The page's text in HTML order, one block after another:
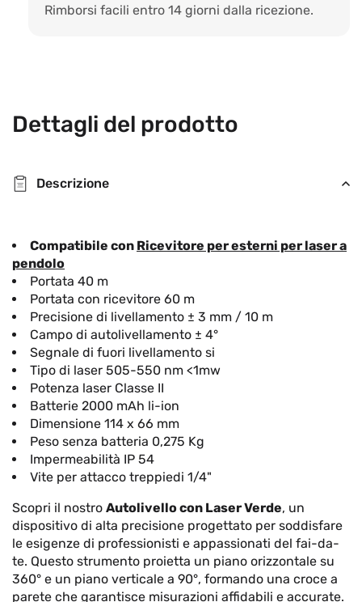
Rimborsi facili entro 14 giorni dalla ricezione.
Dettagli del prodotto
Descrizione
Compatibile con Ricevitore per esterni per laser a
pendolo
Portata 40 m
Portata con ricevitore 60 m
Precisione di livellamento ± 3 mm / 10 m
Campo di autolivellamento ± 4°
Segnale di fuori livellamento si
Tipo di laser 505-550 nm <1mw
Potenza laser Classe II
Batterie 2000 mAh li-ion
Dimensione 114 x 66 mm
Peso senza batteria 0,275 Kg
Impermeabilità IP 54
Vite per attacco treppiedi 1/4"
Scopri il nostro Autolivello con Laser Verde, un
dispositivo di alta precisione progettato per soddisfare
le esigenze di professionisti e appassionati del fai-da-
te. Questo strumento proietta un piano orizzontale su
360° e un piano verticale a 90°, formando una croce a
parete che garantisce misurazioni affidabili e accurate.